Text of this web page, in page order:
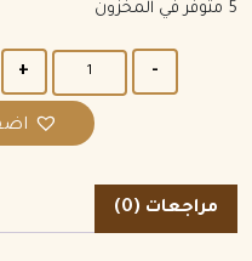
5 متوفر في المخزون
مراجعات (0)